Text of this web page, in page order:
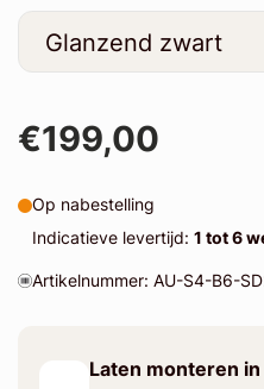
€199,00
Op nabestelling
Indicatieve levertijd: 1 tot 6
Artikelnummer: AU-S4-B6-
Laten monteren